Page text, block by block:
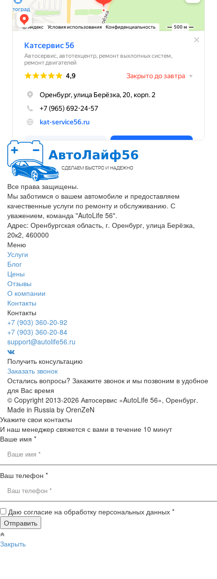
Все права защищены.
Мы заботимся о вашем автомобиле и предоставляем
качественные услуги по ремонту и обслуживанию. С
уважением, команда "AutoLife 56".
Адрес: Оренбургская область, г. Оренбург, улица Берёзка,
20к2, 460000
Меню
Услуги
Блог
Цены
Отзывы
О компании
Контакты
Контакты
+7 (903) 360-20-92
+7 (903) 360-20-84
support@autolife56.ru
Получить консультацию
Заказать звонок
Остались вопросы? Закажите звонок и мы позвоним в удобное
для Вас время
© Copyright 2013-2026 Автосервис «AutoLife 56», Оренбург.
Made in Russia by OrenZeN
Укажите свои контакты
И наш менеджер свяжется с вами в течение 10 минут
Ваше имя *
Ваш телефон *
Даю согласие на обработку персональных данных *
Закрыть